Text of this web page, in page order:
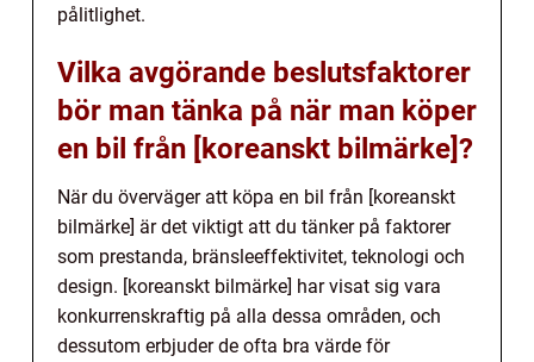
pålitlighet.
Vilka avgörande beslutsfaktorer
bör man tänka på när man köper
en bil från [koreanskt bilmärke]?
När du överväger att köpa en bil från [koreanskt
bilmärke] är det viktigt att du tänker på faktorer
som prestanda, bränsleeffektivitet, teknologi och
design. [koreanskt bilmärke] har visat sig vara
konkurrenskraftig på alla dessa områden, och
dessutom erbjuder de ofta bra värde för